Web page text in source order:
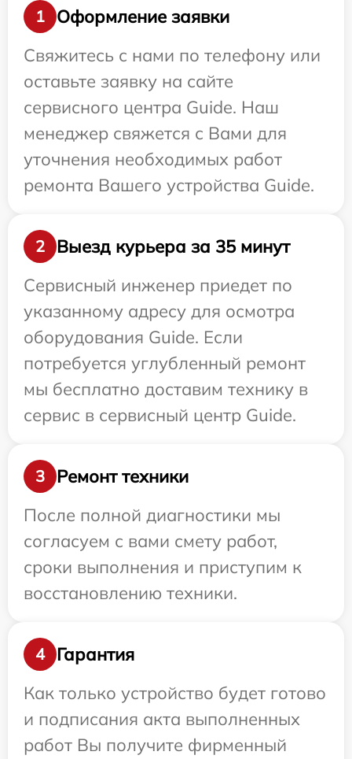
1
Оформление заявки
Свяжитесь с нами по телефону или
оставьте заявку на сайте
сервисного центра Guide. Наш
менеджер свяжется с Вами для
уточнения необходимых работ
ремонта Вашего устройства Guide.
2
Выезд курьера за 35 минут
Сервисный инженер приедет по
указанному адресу для осмотра
оборудования Guide. Если
потребуется углубленный ремонт
мы бесплатно доставим технику в
сервис в сервисный центр Guide.
3
Ремонт техники
После полной диагностики мы
согласуем с вами смету работ,
сроки выполнения и приступим к
восстановлению техники.
4
Гарантия
Как только устройство будет готово
и подписания акта выполненных
работ Вы получите фирменный